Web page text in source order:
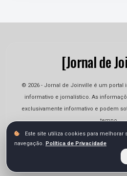
[Jornal de
© 2026 - Jornal de Joinville é um
informativo e jornalístico. As
exclusivamente informativo e podem
tempo.
Quem Somos Contato
Este site utiliza cookies para melhorar
navegação. Política de Privacidade